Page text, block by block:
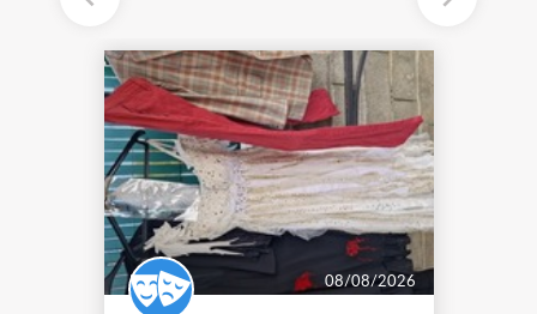
08/08/2026